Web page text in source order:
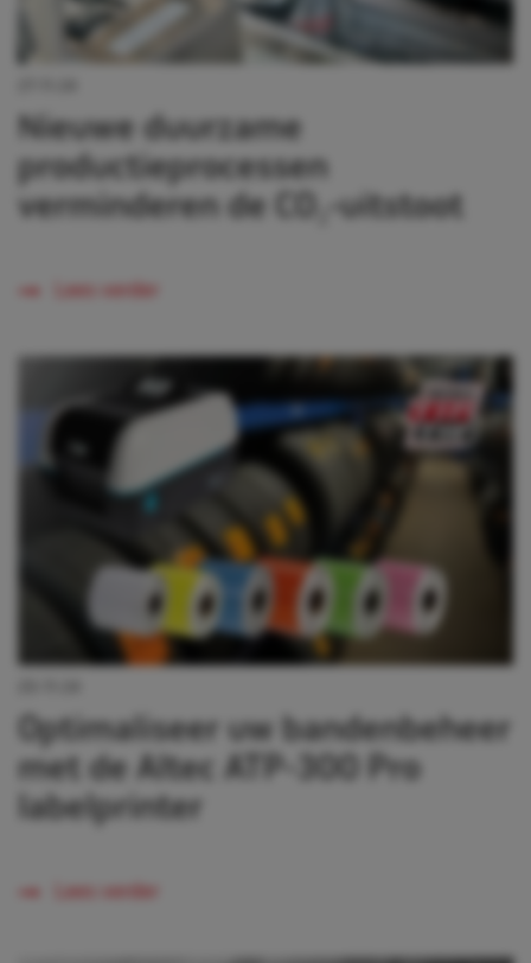
Nieuwe duurzame
productieprocessen
verminderen de CO₂-uitstoot
Optimaliseer uw bandenbeheer
met de Altec ATP-300 Pro
labelprinter